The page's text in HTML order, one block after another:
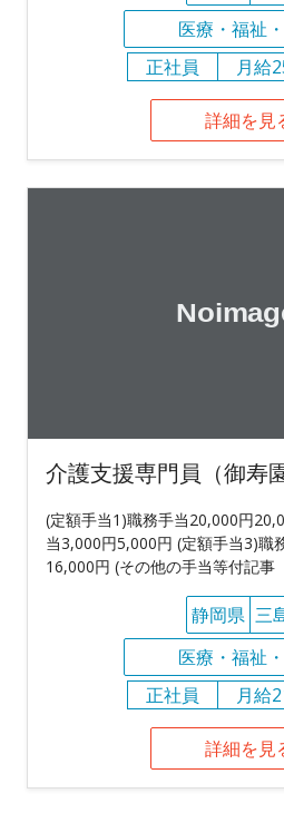
医療・福祉
正社員
月給
詳細を見
介護支援専門員（御寿園
(定額手当1)職務手当20,000円
当3,000円5,000円 (定額手当3)職
16,000円 (その他の手当等付記事
静岡県 三
医療・福祉
正社員
月給
詳細を見